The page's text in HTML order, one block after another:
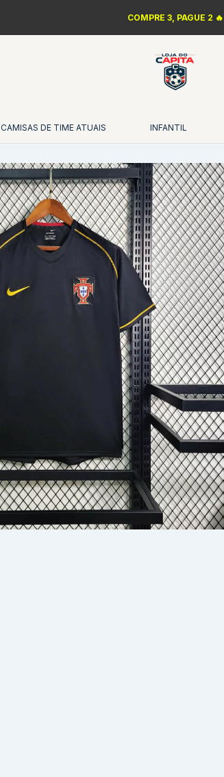
COMPRE 3, PAGUE 2 🔥
CAMISAS DE TIME ATUAIS INFANTIL